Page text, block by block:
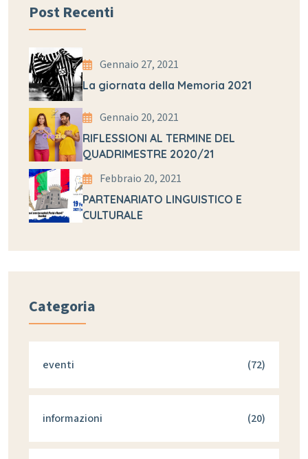
Post Recenti
Gennaio 27, 2021
La giornata della Memoria 2021
Gennaio 20, 2021
RIFLESSIONI AL TERMINE DEL
QUADRIMESTRE 2020/21
Febbraio 20, 2021
PARTENARIATO LINGUISTICO E
CULTURALE
Categoria
eventi (72)
informazioni (20)